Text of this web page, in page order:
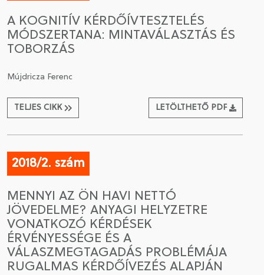
A KOGNITÍV KÉRDŐÍVTESZTELÉS
MÓDSZERTANA: MINTAVÁLASZTÁS ÉS
TOBORZÁS
Mújdricza Ferenc
TELJES CIKK LETÖLTHETŐ PDF
2018/2. szám
MENNYI AZ ÖN HAVI NETTÓ
JÖVEDELME? ANYAGI HELYZETRE
VONATKOZÓ KÉRDÉSEK
ÉRVÉNYESSÉGE ÉS A
VÁLASZMEGTAGADÁS PROBLÉMÁJA
RUGALMAS KÉRDŐÍVEZÉS ALAPJÁN